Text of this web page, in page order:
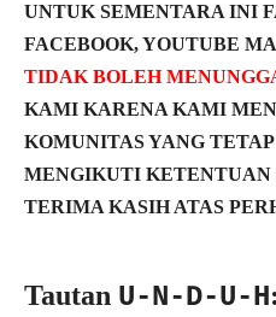
UNTUK SEMENTARA INI
FACEBOOK, YOUTUBE
TIDAK BOLEH
KAMI KARENA KAMI
KOMUNITAS YANG
MENGIKUTI
TERIMA KASIH ATAS
Tautan U-N-D-U-H: